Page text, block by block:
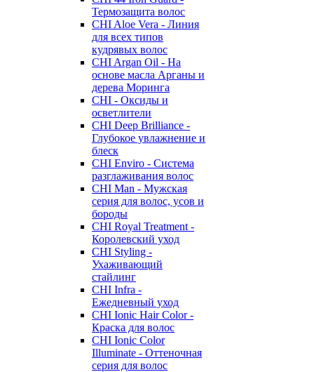
Термозащита волос
CHI Aloe Vera - Линия
для всех типов
кудрявых волос
CHI Argan Oil - На
основе масла Арганы и
дерева Моринга
CHI - Оксиды и
осветлители
CHI Deep Brilliance -
Глубокое увлажнение и
блеск
CHI Enviro - Система
разглаживания волос
CHI Man - Мужская
серия для волос, усов и
бороды
CHI Royal Treatment -
Королевский уход
CHI Styling -
Ухаживающий
стайлинг
CHI Infra -
Ежедневный уход
CHI Ionic Hair Color -
Краска для волос
CHI Ionic Color
Illuminate - Оттеночная
серия для волос